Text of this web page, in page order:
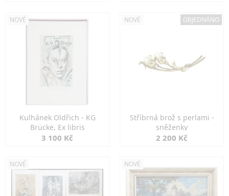
NOVÉ
Kulhánek Oldřich - KG
Brücke, Ex libris
3 100 Kč
NOVÉ OBJEDNÁNO
Stříbrná brož s perlami -
sněženky
2 200 Kč
NOVÉ NOVÉ